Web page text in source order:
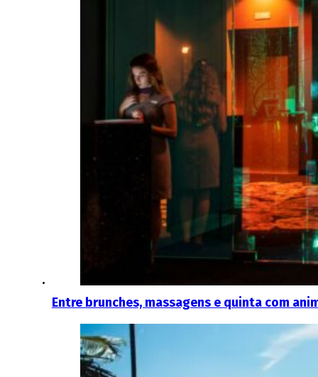
Entre brunches, massagens e quinta com